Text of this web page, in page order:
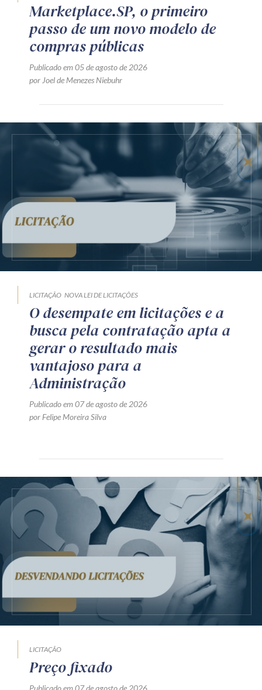
Marketplace.SP, o primeiro
passo de um novo modelo de
compras públicas
Publicado em 05 de agosto de 2026
por Joel de Menezes Niebuhr
LICITAÇÃO NOVA LEI DE LICITAÇÕES
O desempate em licitações e a
busca pela contratação apta a
gerar o resultado mais
vantajoso para a
Administração
Publicado em 07 de agosto de 2026
por Felipe Moreira Silva
LICITAÇÃO
Preço fixado
Publicado em 07 de agosto de 2026